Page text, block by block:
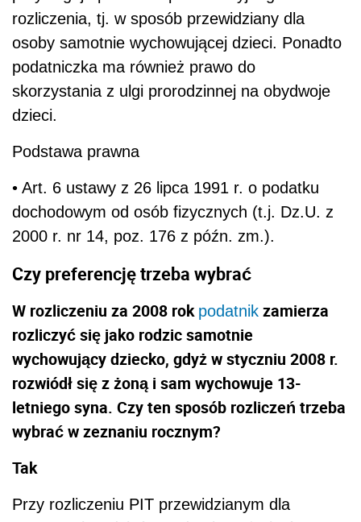
rozliczenia, tj. w sposób przewidziany dla
osoby samotnie wychowującej dzieci. Ponadto
podatniczka ma również prawo do
skorzystania z ulgi prorodzinnej na obydwoje
dzieci.
Podstawa prawna
• Art. 6 ustawy z 26 lipca 1991 r. o podatku
dochodowym od osób fizycznych (t.j. Dz.U. z
2000 r. nr 14, poz. 176 z późn. zm.).
Czy preferencję trzeba wybrać
W rozliczeniu za 2008 rok podatnik zamierza
rozliczyć się jako rodzic samotnie
wychowujący dziecko, gdyż w styczniu 2008 r.
rozwiódł się z żoną i sam wychowuje 13-
letniego syna. Czy ten sposób rozliczeń trzeba
wybrać w zeznaniu rocznym?
Tak
Przy rozliczeniu PIT przewidzianym dla